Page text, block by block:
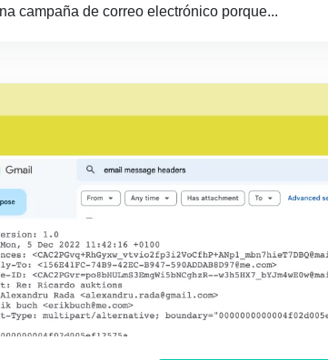
campaña de correo electrónico porque...